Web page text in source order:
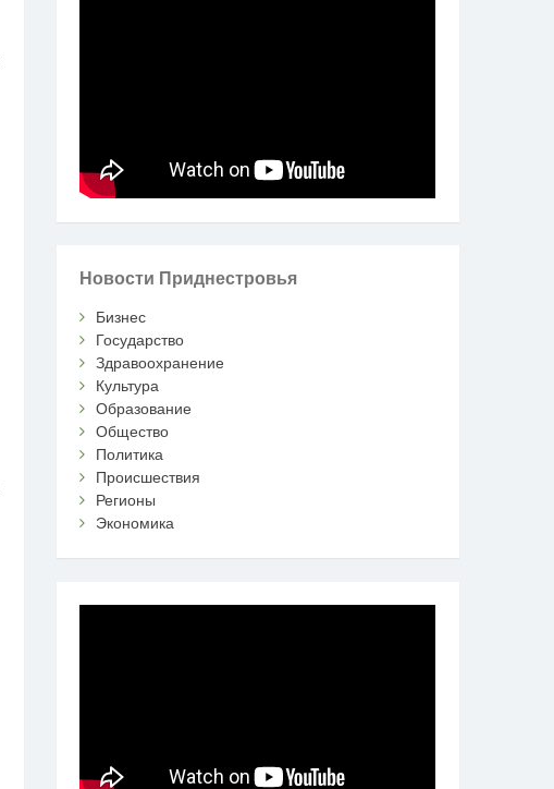
Новости Приднестровья
Бизнес
Государство
Здравоохранение
Культура
Образование
Общество
Политика
Происшествия
Регионы
Экономика